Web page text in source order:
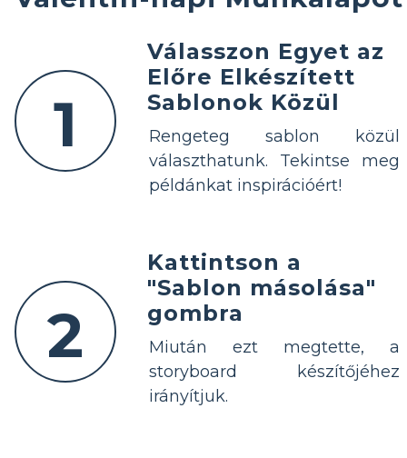
1
Válasszon Egyet az
Előre Elkészített
Sablonok Közül
Rengeteg sablon közül
választhatunk. Tekintse meg
példánkat inspirációért!
2
Kattintson a
"Sablon másolása"
gombra
Miután ezt megtette, a
storyboard készítőjéhez
irányítjuk.